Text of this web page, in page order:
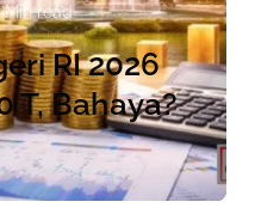
Min read
RI 2026
T, Bahaya?